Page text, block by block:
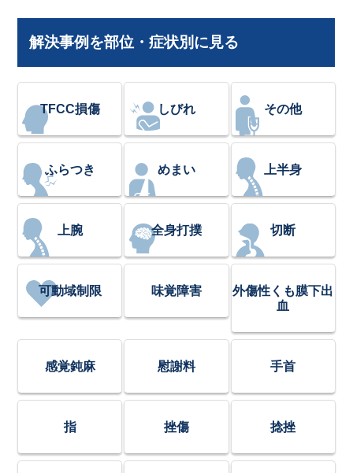
解決事例を部位・症状別に見る
TFCC損傷 しびれ その他
ふらつき めまい 上半身
上腕 全身打撲 切断
可動域制限 味覚障害
外傷性くも膜下出
血
感覚鈍麻 慰謝料 手首
指 挫傷 捻挫